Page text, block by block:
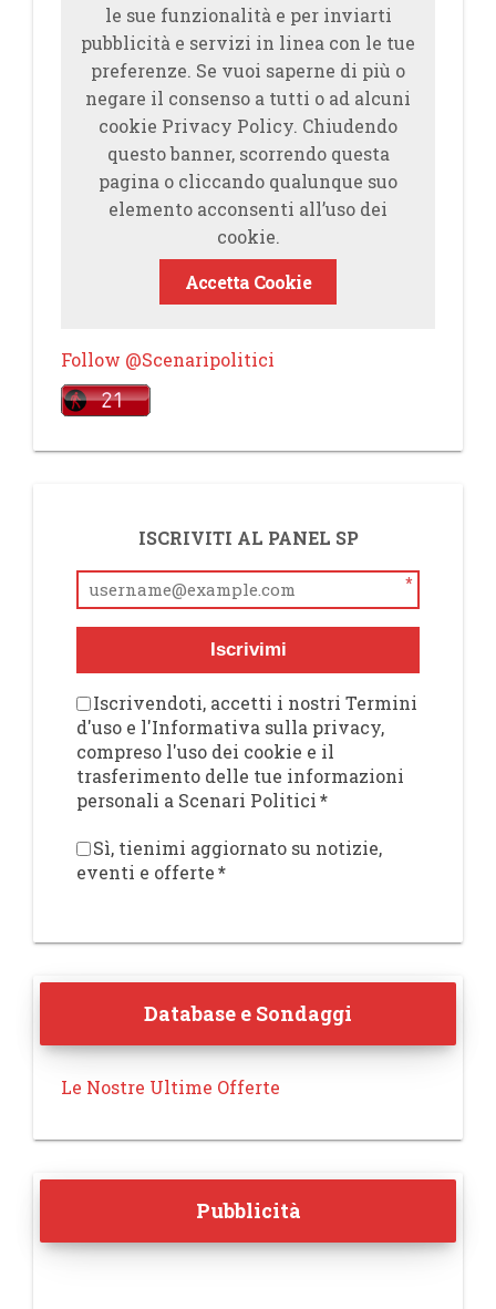
le sue funzionalità e per inviarti
pubblicità e servizi in linea con le tue
preferenze. Se vuoi saperne di più o
negare il consenso a tutti o ad alcuni
cookie Privacy Policy. Chiudendo
questo banner, scorrendo questa
pagina o cliccando qualunque suo
elemento acconsenti all’uso dei
cookie.
Accetta Cookie
Follow @Scenaripolitici
ISCRIVITI AL PANEL SP
*
Iscrivimi
Iscrivendoti, accetti i nostri Termini
d'uso e l'Informativa sulla privacy,
compreso l'uso dei cookie e il
trasferimento delle tue informazioni
personali a Scenari Politici*
Sì, tienimi aggiornato su notizie,
eventi e offerte*
Database e Sondaggi
Le Nostre Ultime Offerte
Pubblicità